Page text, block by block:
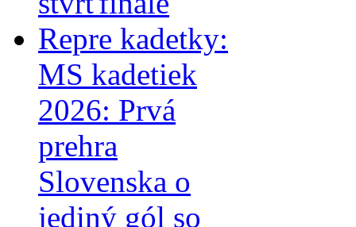
Repre kadetky:
MS kadetiek
2026: Prvá
prehra
Slovenska o
jediný gól so